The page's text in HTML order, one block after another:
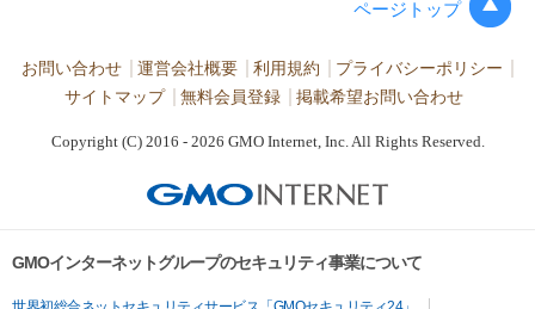
ページトップ
お問い合わせ 運営会社概要 利用規約
プライバシーポリシー
サイトマップ
無料会員登録 掲載希望お問い合わせ
Copyright (C) 2016 - 2026 GMO Internet, Inc. All Rights Reserved.
GMOインターネットグループのセキュリティ事業について